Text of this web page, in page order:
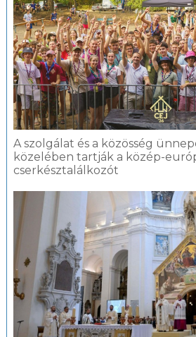
A szolgálat és a közösség
közelében tartják a közép-
cserkésztalálkozót